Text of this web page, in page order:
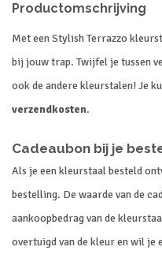
Productomschrijving
Met een Stylish Terrazzo
bij jouw trap. Twijfel je tussen
ook de andere kleurstalen! Je
verzendkosten.
Cadeaubon bij je
Als je een kleurstaal besteld
bestelling. De waarde van de
aankoopbedrag van de
overtuigd van de kleur en wil je